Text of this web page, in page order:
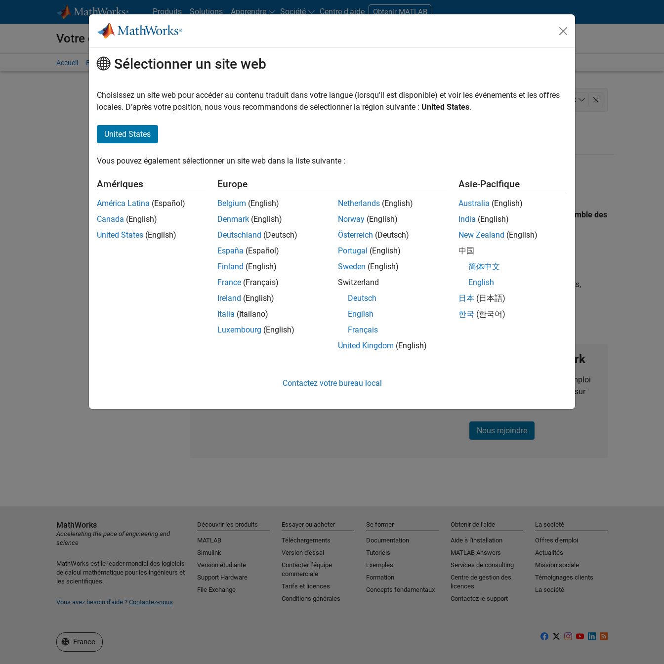
Produits Solutions Apprendre Société Centre d'aide Obtenir MATLAB
Votre carrière chez MathWorks
Accueil Explorer nos opportunités Adresses de nos bureaux Étudiants et carrières
FILTRER PAR Applications et outils commerciaux Ingénierie de la qualité Ingénierie des versions 2
Les descriptions de poste n’ont pas toutes été traduites. Effectuez une recherche par lieu pour trouver l’ensemble des
opportunités de votre région.
Senior Software Quality Engineer
Senior Software Quality Engineer
FR-Meudon| Ingénierie de la qualité | Expérimenté(e)
Leverage your C/C++ development skills to design and develop test strategies, scalable test frameworks,
automated test suites, Hands-on testing for Polyspace.
Rejoignez notre Talent Network
Recevez des alertes pour des opportunités d'emploi
personnalisées, des articles et des actualités sur
Nous rejoindre
Sélectionner un site web
Choisissez un site web pour accéder au contenu traduit dans votre langue (lorsqu'il est disponible) et voir les événements et les offres
locales. D’après votre position, nous vous recommandons de sélectionner la région suivante : United States.
United States
Vous pouvez également sélectionner un site web dans la liste suivante :
Amériques
América Latina (Español)
Canada (English)
United States (English)
Europe
Belgium (English)
Denmark (English)
Deutschland (Deutsch)
España (Español)
Finland (English)
France (Français)
Ireland (English)
Italia (Italiano)
Luxembourg (English)
Netherlands (English)
Norway (English)
Österreich (Deutsch)
Portugal (English)
Sweden (English)
Switzerland
Deutsch
English
Français
United Kingdom (English)
Asie-Pacifique
Australia (English)
India (English)
New Zealand (English)
中国
简体中文
English
日本 (日本語)
한국 (한국어)
Contactez votre bureau local
MathWorks
Accelerating the pace of engineering and
science
MathWorks est le leader mondial des logiciels
de calcul mathématique pour les ingénieurs et
les scientifiques.
Vous avez besoin d'aide ? Contactez-nous
Découvrir les produits
MATLAB
Simulink
Version étudiante
Support Hardware
File Exchange
Essayer ou acheter
Téléchargements
Version d'essai
Contacter l’équipe
commerciale
Tarifs et licences
Conditions générales
Se former
Documentation
Tutoriels
Exemples
Formation
Concepts fondamentaux
Obtenir de l'aide
Aide à l'installation
MATLAB Answers
Services de consulting
Centre de gestion des
licences
Contactez le support
La société
Offres d'emploi
Actualités
Mission sociale
Témoignages clients
La société
Sélectionner un site web
France